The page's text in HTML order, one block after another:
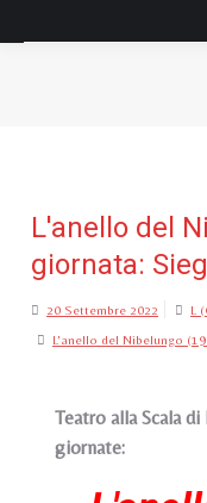
L'anello del
giornata:
20 Settembre 2022 L
L'anello del Nibelungo
Teatro alla Scala
giornate: